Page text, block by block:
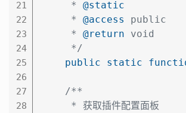
21
22
23
24
25
26
27
28
     *
@static
     *
@access
public
     *
@return void
     */
public
static
/**
     * 获取插件配置面板